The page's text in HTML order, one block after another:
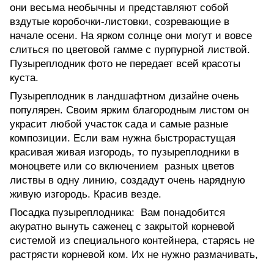
они весьма необычны и представляют собой
вздутые коробочки-листовки, созревающие в
начале осени. На ярком солнце они могут и вовсе
слиться по цветовой гамме с пурпурной листвой.
Пузыреплодник фото не передает всей красоты
куста.
Пузыреплодник в ландшафтном дизайне очень
популярен. Своим ярким благородным листом он
украсит любой участок сада и самые разные
композиции. Если вам нужна быстрорастущая
красивая живая изгородь, то пузыреплодники в
моноцвете или со включением разных цветов
листвы в одну линию, создадут очень нарядную
живую изгородь. Красив везде.
Посадка пузыреплодника: Вам понадобится
акуратно вынуть саженец с закрытой корневой
системой из специального контейнера, старясь не
растрясти корневой ком. Их не нужно размачивать,